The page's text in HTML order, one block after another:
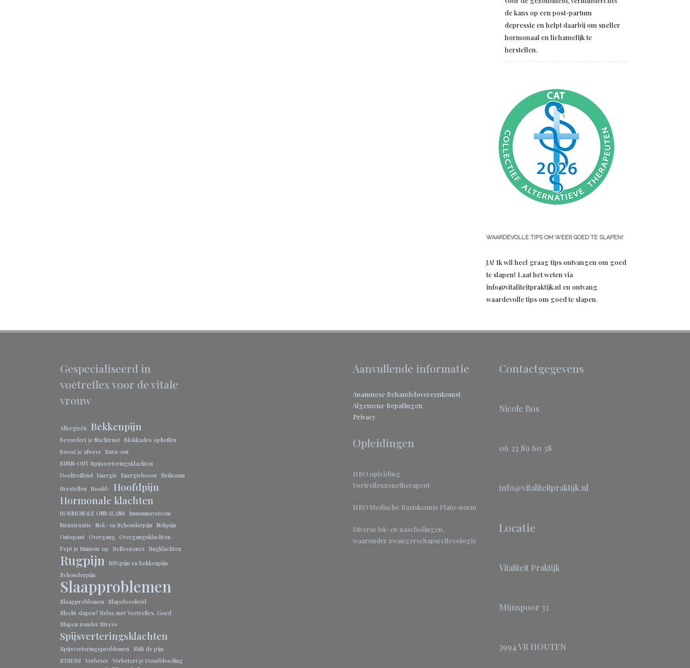
de kans op een post-partum
depressie en helpt daarbij om sneller
hormonaal en lichamelijk te
herstellen.
WAARDEVOLLE TIPS OM WEER GOED TE SLAPEN!
JA! Ik wil heel graag tips ontvangen om goed
te slapen! Laat het weten via
info@vitaliteitpraktijk.nl en ontvang
waardevolle tips om goed te slapen.
Gespecialiseerd in
voetreflex voor de vitale
vrouw
Allergieën Bekkenpijn
Bevordert je Nachtrust Blokkades opheffen
Boost je afweer Burn-out
BURN-OUT Spijsverteringsklachten
Doeltreffend Energie Energieboost Heilzaam
Herstellen Hoofd- Hoofdpijn
Hormonale klachten
HORMONALE ONBALANS Immuunsysteem
Menstruatie Nek- en Schouderpijn Nekpijn
Ontspant
Overgang Overgangsklachten
Pept je Humeur op Reflexzones Rugklachten
Rugpijn
RUGpijn en Bekkenpijn
Schouderpijn
Slaapproblemen
Slaapproblomen Slapeloosheid
Slecht slapen? Relax met Voetreflex. Goed
Slapen zonder Stress
Spijsverteringsklachten
Spijsverteringsproblemen Stilt de pijn
STRESS Verbeter Verbetert je Doorbloeding
Aanvullende informatie
Anamnese Behandelovereenkomst
Algemene Bepalingen
Privacy
Opleidingen
HBO opleiding
Voetreflexzonetherapeut
HBO Medische Basiskennis Plato-norm
Diverse bij- en nascholingen,
waaronder zwangerschapsreflexologie
Contactgegevens
Nicole Bos
06 23 89 60 38
info@vitaliteitpraktijk.nl
Locatie
Vitaliteit Praktijk
Mijnspoor 33
3994 VR HOUTEN